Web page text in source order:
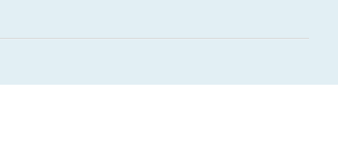
09:00 - 12:00 Uhr